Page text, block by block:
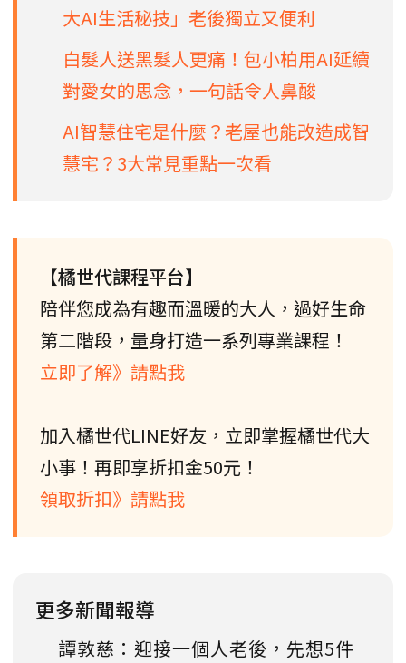
大AI生活秘技」老後獨立又便利
白髮人送黑髮人更痛！包小柏用AI延續
對愛女的思念，一句話令人鼻酸
AI智慧住宅是什麼？老屋也能改造成智
慧宅？3大常見重點一次看
【橘世代課程平台】
陪伴您成為有趣而溫暖的大人，過好生命
第二階段，量身打造一系列專業課程！
立即了解》請點我
加入橘世代LINE好友，立即掌握橘世代大
小事！再即享折扣金50元！
領取折扣》請點我
更多新聞報導
譚敦慈：迎接一個人老後，先想5件